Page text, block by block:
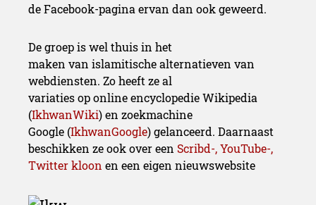
de Facebook-pagina ervan dan ook geweerd.
De groep is wel thuis in het
maken van islamitische alternatieven van
webdiensten. Zo heeft ze al
variaties op online encyclopedie Wikipedia
(IkhwanWiki) en zoekmachine
Google (IkhwanGoogle) gelanceerd. Daarnaast
beschikken ze ook over een Scribd-, YouTube-,
Twitter kloon en een eigen nieuwswebsite